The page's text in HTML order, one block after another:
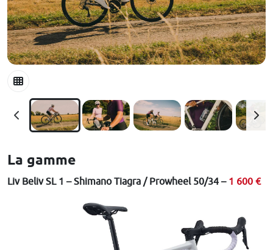
La gamme
Liv Beliv SL 1 – Shimano Tiagra / Prowheel 50/34 – 1 600 €